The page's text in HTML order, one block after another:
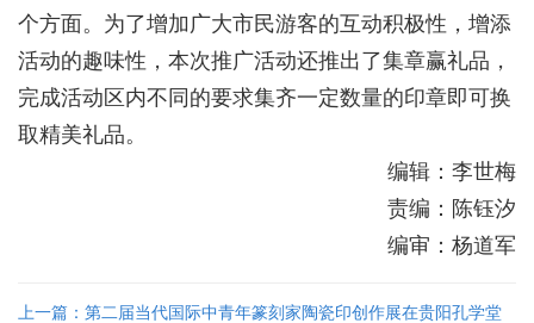
个方面。为了增加广大市民游客的互动积极性，增添
活动的趣味性，本次推广活动还推出了集章赢礼品，
完成活动区内不同的要求集齐一定数量的印章即可换
取精美礼品。
编辑：李世梅
责编：陈钰汐
编审：杨道军
上一篇：第二届当代国际中青年篆刻家陶瓷印创作展在贵阳孔学堂